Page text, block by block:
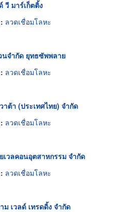
วี มาร์เก็ตติ้ง
ลวดเชื่อมโลหะ
นจำกัด ยุทธซัพพลาย
ลวดเชื่อมโลหะ
าต้า (ประเทศไทย) จำกัด
ลวดเชื่อมโลหะ
เวลคอนอุตสาหกรรม จำกัด
ลวดเชื่อมโลหะ
ม เวลด์ เทรดดิ้ง จำกัด